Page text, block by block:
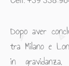
Dopo aver
tra Milano e
in